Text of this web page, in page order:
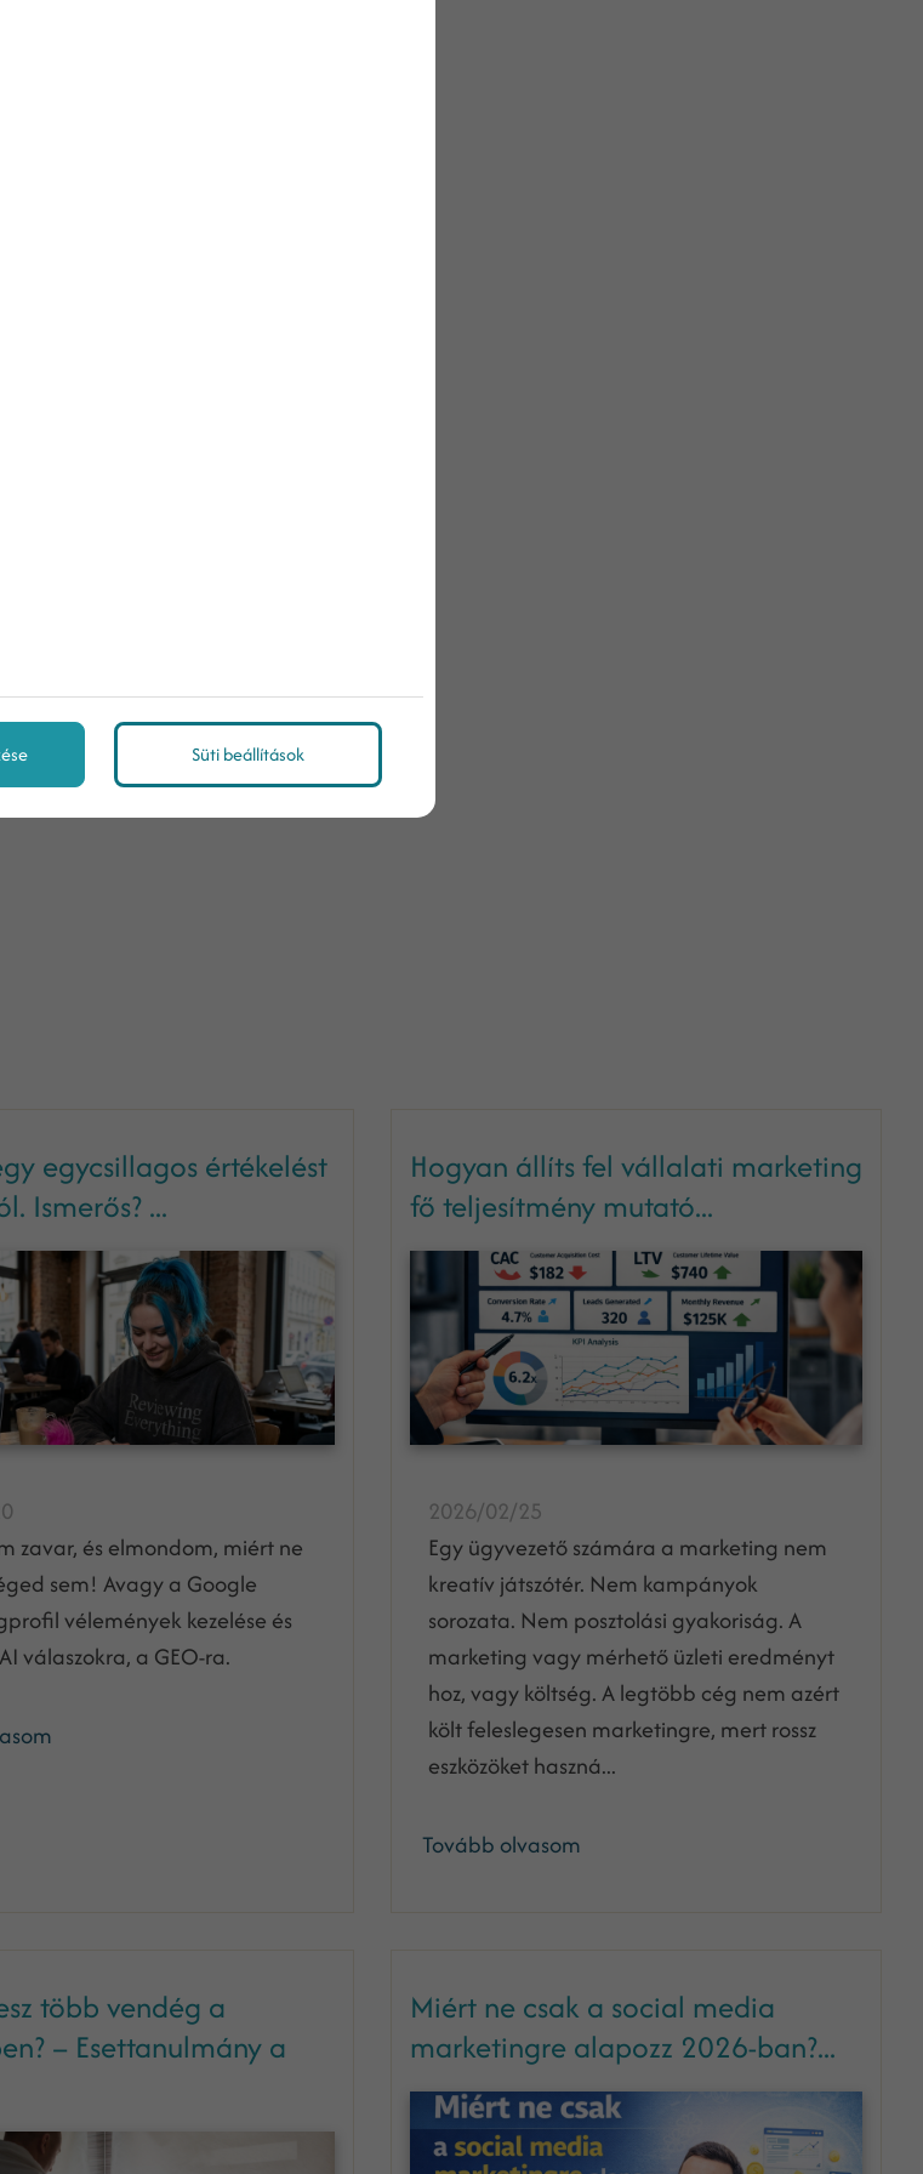
egy sajátos előnye is, amely
kattintanak olyan
Ehhez képest ugyan a rövidített
semmilyen értelmezhető
egyéni hivatkozások.
egycsillagos értékelést
Ismerős? ...
zavar, és elmondom, miért ne
sem! Avagy a Google
vélemények kezelése és
válaszokra, a GEO-ra.
Hogyan állíts fel vállalati marketing
fő teljesítmény mutató...
2026/02/25
Egy ügyvezető számára a marketing nem
kreatív játszótér. Nem kampányok
sorozata. Nem posztolási gyakoriság. A
marketing vagy mérhető üzleti eredményt
hoz, vagy költség. A legtöbb cég nem azért
költ feleslegesen marketingre, mert rossz
eszközöket haszná...
Tovább olvasom
több vendég a
– Esettanulmány a
Miért ne csak a social media
marketingre alapozz 2026-ban?...
Süti beállítások